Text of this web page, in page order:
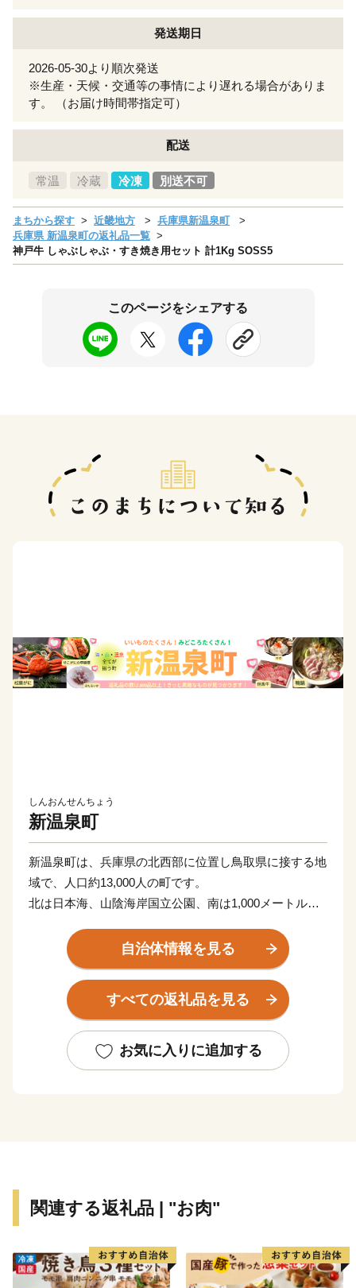
発送期日
2026-05-30より順次発送
※生産・天候・交通等の事情により遅れる場合がありま
す。 （お届け時間帯指定可）
配送
常温 冷蔵 冷凍 別送不可
まちから探す 近畿地方
兵庫県新温泉町
兵庫県 新温泉町の返礼品一覧
神戸牛 しゃぶしゃぶ・すき焼き用セット 計1Kg SOSS5
このページをシェアする
しんおんせんちょう
新温泉町
新温泉町は、兵庫県の北西部に位置し鳥取県に接する地
域で、人口約13,000人の町です。
北は日本海、山陰海岸国立公園、南は1,000メートル級
を含む豊かな自然環境を有しています。世界ジオパーク
に認定されている山陰海岸の景観の素晴らしさや豊かな
自然環境は、貴重な財産であり、これらを後世に継承し
ていくことは非常に大切なことと考えています。
た地域資源を活かした特色あるまちづくりを行っていま
を実施できるよう「新温泉町ふるさとづくり基金（ふる
新温泉町に対してふるさと意識や興味をお持ちの方々、
またこの趣旨に賛同していただける方々のご支援をお待
自治体情報を見る
すべての返礼品を見る
お気に入りに追加する
関連する返礼品 | "お肉"